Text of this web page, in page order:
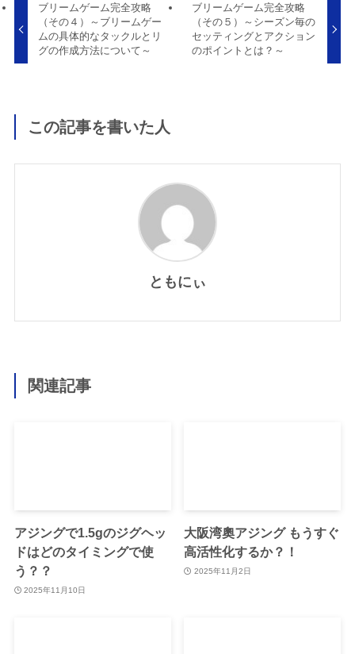
ブリームゲーム完全攻略
（その４）～ブリームゲー
ムの具体的なタックルとリ
グの作成方法について～
ブリームゲーム完全攻略
（その５）～シーズン毎の
セッティングとアクション
のポイントとは？～
この記事を書いた人
ともにぃ
関連記事
アジングで1.5gのジグヘッ
ドはどのタイミングで使
う？？
2025年11月10日
大阪湾奧アジング もうすぐ
高活性化するか？！
2025年11月2日